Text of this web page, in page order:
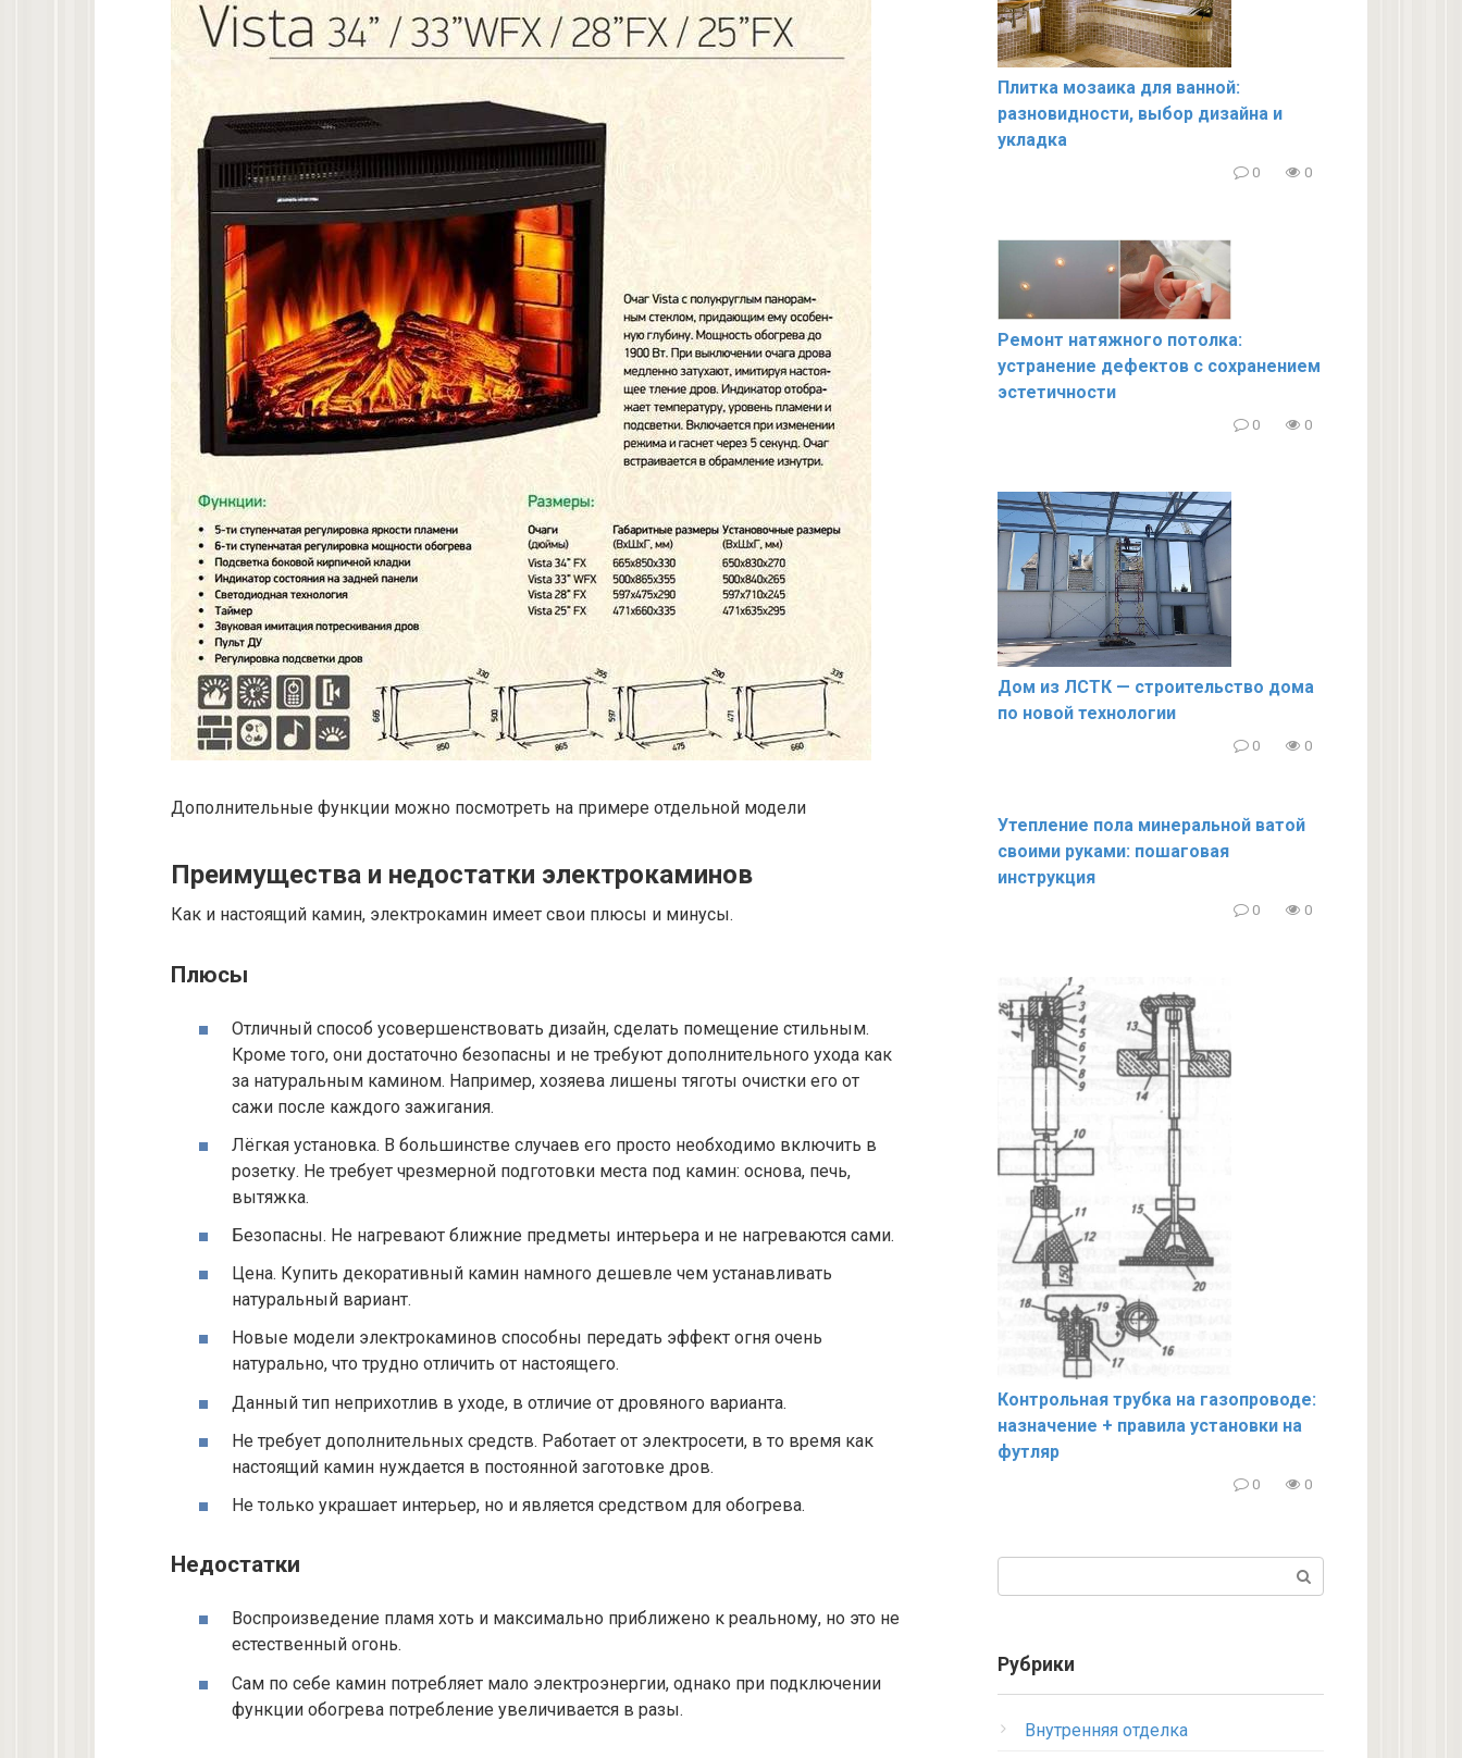
Дополнительные функции можно посмотреть на примере отдельной модели
Преимущества и недостатки электрокаминов
Как и настоящий камин, электрокамин имеет свои плюсы и минусы.
Плюсы
Отличный способ усовершенствовать дизайн, сделать помещение стильным.
Кроме того, они достаточно безопасны и не требуют дополнительного ухода как
за натуральным камином. Например, хозяева лишены тяготы очистки его от
сажи после каждого зажигания.
Лёгкая установка. В большинстве случаев его просто необходимо включить в
розетку. Не требует чрезмерной подготовки места под камин: основа, печь,
вытяжка.
Безопасны. Не нагревают ближние предметы интерьера и не нагреваются сами.
Цена. Купить декоративный камин намного дешевле чем устанавливать
натуральный вариант.
Новые модели электрокаминов способны передать эффект огня очень
натурально, что трудно отличить от настоящего.
Данный тип неприхотлив в уходе, в отличие от дровяного варианта.
Не требует дополнительных средств. Работает от электросети, в то время как
настоящий камин нуждается в постоянной заготовке дров.
Не только украшает интерьер, но и является средством для обогрева.
Недостатки
Воспроизведение пламя хоть и максимально приближено к реальному, но это не
естественный огонь.
Сам по себе камин потребляет мало электроэнергии, однако при подключении
функции обогрева потребление увеличивается в разы.
Плитка мозаика для ванной:
разновидности, выбор дизайна и
укладка
0 0
Ремонт натяжного потолка:
устранение дефектов с сохранением
эстетичности
0 0
Дом из ЛСТК — строительство дома
по новой технологии
0 0
Утепление пола минеральной ватой
своими руками: пошаговая
инструкция
0 0
Контрольная трубка на газопроводе:
назначение + правила установки на
футляр
0 0
Рубрики
Внутренняя отделка